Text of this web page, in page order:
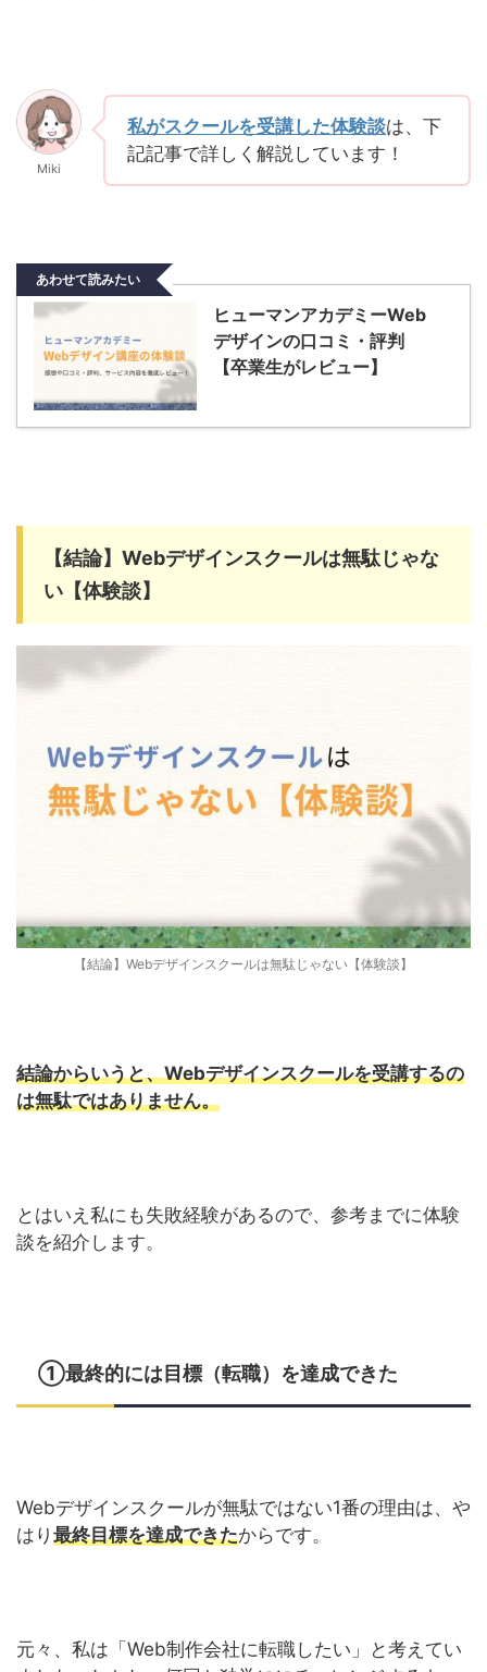
Miki
私がスクールを受講した体験談は、下
記記事で詳しく解説しています！
あわせて読みたい
ヒューマンアカデミーWeb
デザインの口コミ・評判
【卒業生がレビュー】
【結論】Webデザインスクールは無駄じゃな
い【体験談】
【結論】Webデザインスクールは無駄じゃない【体験談】
結論からいうと、Webデザインスクールを受講するの
は無駄ではありません。
とはいえ私にも失敗経験があるので、参考までに体験
談を紹介します。
①最終的には目標（転職）を達成できた
Webデザインスクールが無駄ではない1番の理由は、や
はり 最終目標を達成できたからです。
元々、私は「Web制作会社に転職したい」と考えてい